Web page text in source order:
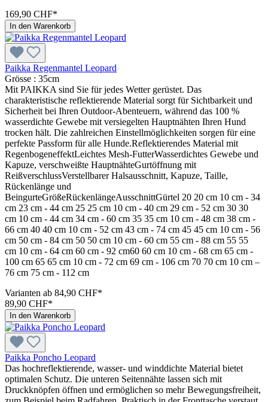
169,90 CHF*
In den Warenkorb
Paikka Regenmantel Leopard
Grösse : 35cm
Mit PAIKKA sind Sie für jedes Wetter gerüstet. Das
charakteristische reflektierende Material sorgt für Sichtbarkeit und
Sicherheit bei Ihren Outdoor-Abenteuern, während das 100 %
wasserdichte Gewebe mit versiegelten Hauptnähten Ihren Hund
trocken hält. Die zahlreichen Einstellmöglichkeiten sorgen für eine
perfekte Passform für alle Hunde.Reflektierendes Material mit
RegenbogeneffektLeichtes Mesh-FutterWasserdichtes Gewebe und
Kapuze, verschweißte HauptnähteGurtöffnung mit
ReißverschlussVerstellbarer Halsausschnitt, Kapuze, Taille,
Rückenlänge und
BeingurteGrößeRückenlängeAusschnittGürtel 20 20 cm 10 cm - 34
cm 23 cm - 44 cm 25 25 cm 10 cm - 40 cm 29 cm - 52 cm 30 30
cm 10 cm - 44 cm 34 cm - 60 cm 35 35 cm 10 cm - 48 cm 38 cm -
66 cm 40 40 cm 10 cm - 52 cm 43 cm - 74 cm 45 45 cm 10 cm - 56
cm 50 cm - 84 cm 50 50 cm 10 cm - 60 cm 55 cm - 88 cm 55 55
cm 10 cm - 64 cm 60 cm - 92 cm60 60 cm 10 cm - 68 cm 65 cm -
100 cm 65 65 cm 10 cm - 72 cm 69 cm - 106 cm 70 70 cm 10 cm –
76 cm 75 cm - 112 cm
Varianten ab 84,90 CHF*
89,90 CHF*
In den Warenkorb
Paikka Poncho Leopard
Das hochreflektierende, wasser- und winddichte Material bietet
optimalen Schutz. Die unteren Seitennähte lassen sich mit
Druckknöpfen öffnen und ermöglichen so mehr Bewegungsfreiheit,